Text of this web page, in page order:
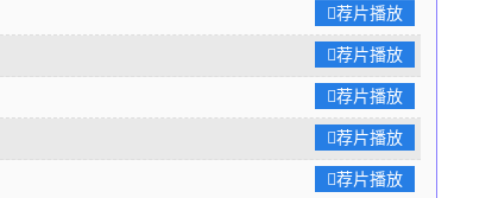
荐片播放
荐片播放
荐片播放
荐片播放
荐片播放